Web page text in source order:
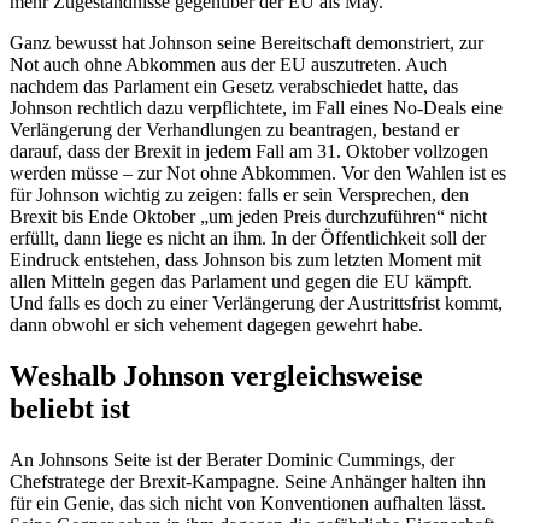
Ganz bewusst hat Johnson seine Bereit­schaft demons­triert, zur
Not auch ohne Abkommen aus der EU auszu­treten. Auch
nachdem das Parlament ein Gesetz verab­schiedet hatte, das
Johnson rechtlich dazu verpflichtete, im Fall eines No-Deals eine
Verlän­gerung der Verhand­lungen zu beantragen, bestand er
darauf, dass der Brexit in jedem Fall am 31. Oktober vollzogen
werden müsse – zur Not ohne Abkommen. Vor den Wahlen ist es
für Johnson wichtig zu zeigen: falls er sein Versprechen, den
Brexit bis Ende Oktober „um jeden Preis durch­zu­führen“ nicht
erfüllt, dann liege es nicht an ihm. In der Öffent­lichkeit soll der
Eindruck entstehen, dass Johnson bis zum letzten Moment mit
allen Mitteln gegen das Parlament und gegen die EU kämpft.
Und falls es doch zu einer Verlän­gerung der Austritts­frist kommt,
dann obwohl er sich vehement dagegen gewehrt habe.
Weshalb Johnson vergleichs­weise
beliebt ist
An Johnsons Seite ist der Berater Dominic Cummings, der
Chefstratege der Brexit-Kampagne. Seine Anhänger halten ihn
für ein Genie, das sich nicht von Konven­tionen aufhalten lässt.